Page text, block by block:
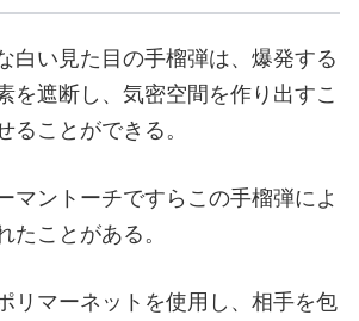
白い見た目の手榴弾は、爆発する
を遮断し、気密空間を作り出すこ
ることができる。
マントーチですらこの手榴弾によ
たことがある。
リマーネットを使用し、相手を包